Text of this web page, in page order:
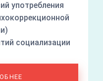
употребления
социализации